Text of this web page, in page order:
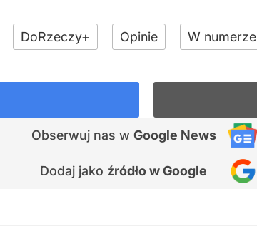
DoRzeczy+ Opinie W numerze
Obserwuj nas w Google News
Dodaj jako źródło w Google